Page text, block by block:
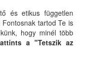
és etikus független
tartod Te is
hogy minél több
a "Tetszik az